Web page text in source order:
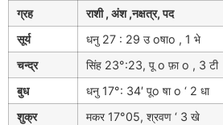
ग्रह
राशी , अंश ,नक्षत्र, पद
सूर्य
धनु 27 : 29 उ oषाo , 1 भे
चन्द्र
सिंह 23°:23, पू o फ़ा o , 3 टी
बुध
धनु 17°: 34′ पूo षा o ‘ 2 धा
शुक्र
मकर 17°05, श्रवण ‘ 3 खे